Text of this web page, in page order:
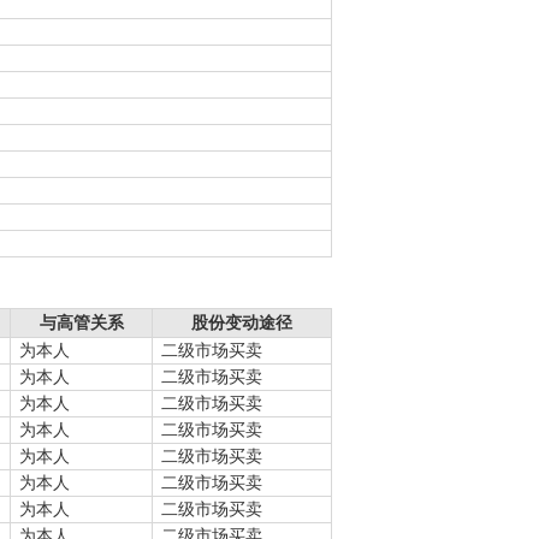
与高管关系
股份变动途径
为本人
二级市场买卖
为本人
二级市场买卖
为本人
二级市场买卖
为本人
二级市场买卖
为本人
二级市场买卖
为本人
二级市场买卖
为本人
二级市场买卖